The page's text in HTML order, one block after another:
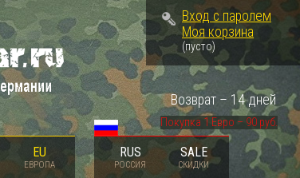
Вход с паролем
Моя корзина
(пусто)
Покупка 1 Евро – 90 руб.
Возврат – 14 дней
EU
ЕВРОПА
RUS
РОССИЯ
SALE
СКИДКИ